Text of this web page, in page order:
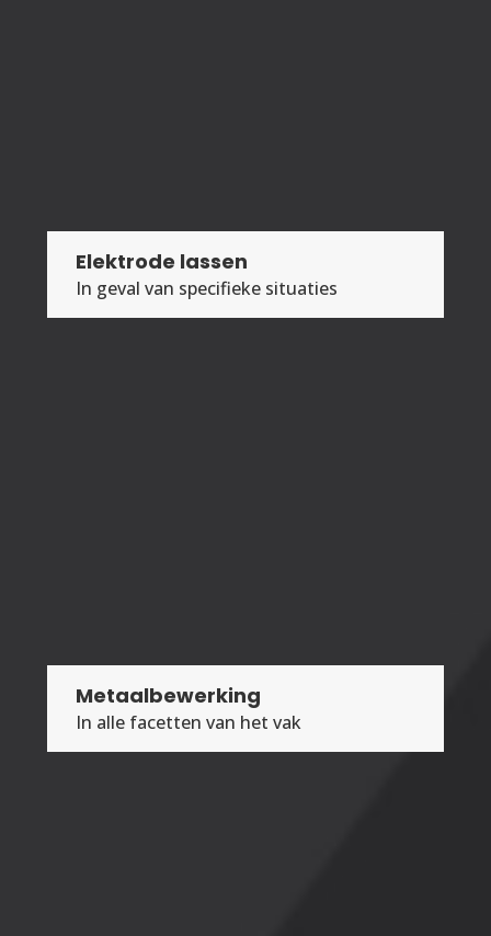
Elektrode lassen
In geval van specifieke situaties
Metaalbewerking
In alle facetten van het vak